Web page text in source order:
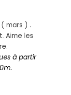
( mars ) .
Aime les
à partir